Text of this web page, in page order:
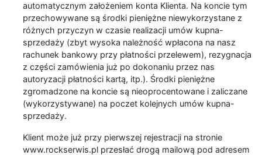
automatycznym założeniem konta Klienta. Na koncie tym
przechowywane są środki pieniężne niewykorzystane z
różnych przyczyn w czasie realizacji umów kupna-
sprzedaży (zbyt wysoka należność wpłacona na nasz
rachunek bankowy przy płatności przelewem), rezygnacja
z części zamówienia już po dokonaniu przez nas
autoryzacji płatności kartą, itp.). Środki pieniężne
zgromadzone na koncie są nieoprocentowane i zaliczane
(wykorzystywane) na poczet kolejnych umów kupna-
sprzedaży.
Klient może już przy pierwszej rejestracji na stronie
www.rockserwis.pl przesłać drogą mailową pod adresem